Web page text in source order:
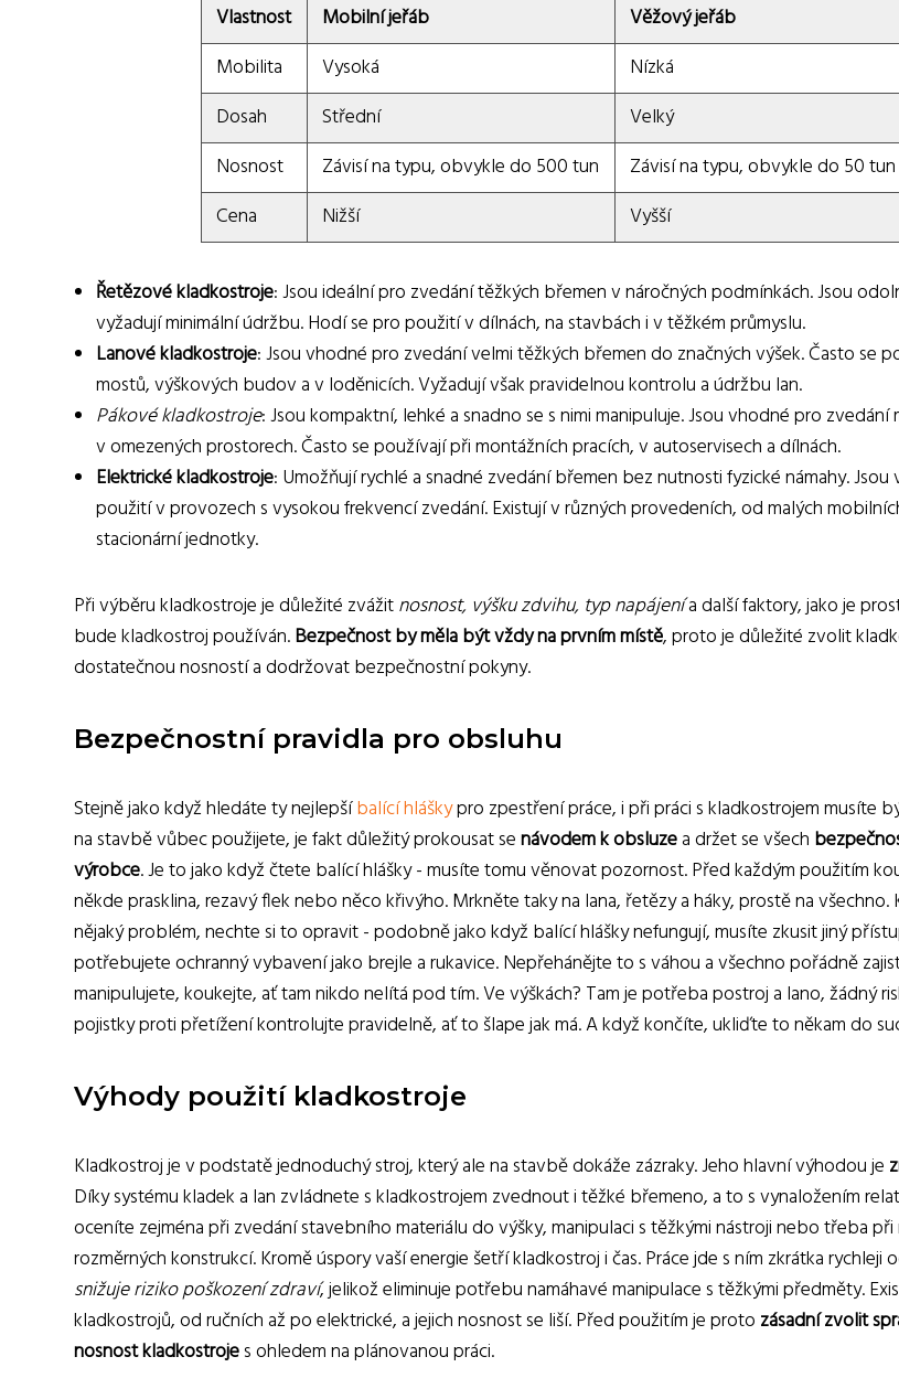
Vlastnost Mobilní jeřáb
Věžový jeřáb
Mobilita
Vysoká
Nízká
Dosah
Střední
Velký
Nosnost
Závisí na typu, obvykle do 500 tun
Závisí na typu, obvykle do 50 tun
Cena
Nižší Vyšší
Řetězové kladkostroje: Jsou ideální pro zvedání těžkých břemen v náročných podmínkách. Jsou
vyžadují minimální údržbu. Hodí se pro použití v dílnách, na stavbách i v těžkém průmyslu.
Lanové kladkostroje: Jsou vhodné pro zvedání velmi těžkých břemen do značných výšek. Často se
mostů, výškových budov a v loděnicích. Vyžadují však pravidelnou kontrolu a údržbu lan.
Pákové kladkostroje: Jsou kompaktní, lehké a snadno se s nimi manipuluje. Jsou vhodné pro zvedání
v omezených prostorech. Často se používají při montážních pracích, v autoservisech a dílnách.
Elektrické kladkostroje: Umožňují rychlé a snadné zvedání břemen bez nutnosti fyzické námahy.
použití v provozech s vysokou frekvencí zvedání. Existují v různých provedeních, od malých
stacionární jednotky.
Při výběru kladkostroje je důležité zvážitnosnost, výšku zdvihu, typ napájenía další faktory, jako je
bude kladkostroj používán.Bezpečnost by měla být vždy na prvním místě, proto je důležité zvolit
dostatečnou nosností a dodržovat bezpečnostní pokyny.
Bezpečnostní pravidla pro obsluhu
Stejně jako když hledáte ty nejlepšíbalící hláškypro zpestření práce, i při práci s kladkostrojem musíte
na stavbě vůbec použijete, je fakt důležitý prokousat senávodem k obsluzea držet se všech
výrobce. Je to jako když čtete balící hlášky - musíte tomu věnovat pozornost. Před každým použitím
někde prasklina, rezavý flek nebo něco křivýho. Mrkněte taky na lana, řetězy a háky, prostě na všechno.
nějaký problém, nechte si to opravit - podobně jako když balící hlášky nefungují, musíte zkusit jiný
potřebujete ochranný vybavení jako brejle a rukavice. Nepřehánějte to s váhou a všechno pořádně
manipulujete, koukejte, ať tam nikdo nelítá pod tím. Ve výškách? Tam je potřeba postroj a lano, žádný
pojistky proti přetížení kontrolujte pravidelně, ať to šlape jak má. A když končíte, ukliďte to někam do
Výhody použití kladkostroje
Kladkostroj je v podstatě jednoduchý stroj, který ale na stavbě dokáže zázraky. Jeho hlavní výhodou je
Díky systému kladek a lan zvládnete s kladkostrojem zvednout i těžké břemeno, a to s vynaložením
oceníte zejména při zvedání stavebního materiálu do výšky, manipulaci s těžkými nástroji nebo třeba
rozměrných konstrukcí. Kromě úspory vaší energie šetří kladkostroj i čas. Práce jde s ním zkrátka rychleji
snižuje riziko poškození zdraví, jelikož eliminuje potřebu namáhavé manipulace s těžkými předměty.
kladkostrojů, od ručních až po elektrické, a jejich nosnost se liší. Před použitím je proto zásadní zvolit
nosnost kladkostrojes ohledem na plánovanou práci.